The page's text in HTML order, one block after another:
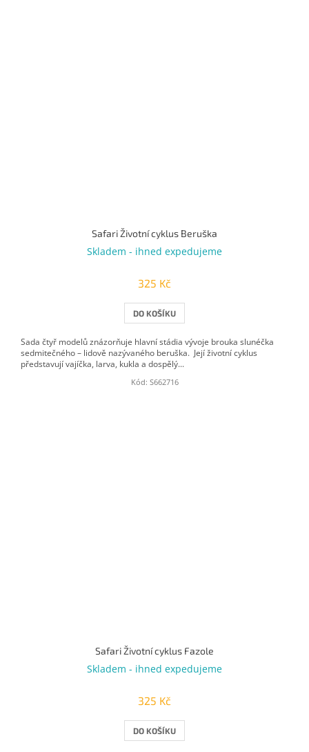
Safari Životní cyklus Beruška
Skladem - ihned expedujeme
325 Kč
DO KOŠÍKU
Sada čtyř modelů znázorňuje hlavní stádia vývoje brouka slunéčka
sedmitečného – lidově nazývaného beruška. Její životní cyklus
představují vajíčka, larva, kukla a dospělý...
Kód: S662716
Safari Životní cyklus Fazole
Skladem - ihned expedujeme
325 Kč
DO KOŠÍKU